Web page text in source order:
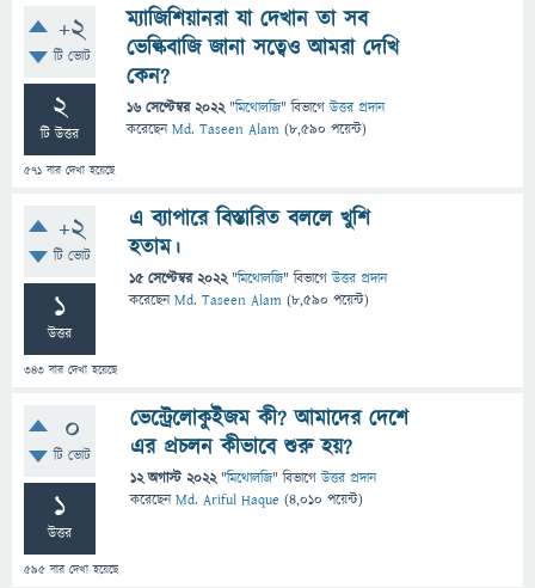
+2
টি ভোট
2
টি উত্তর
571 বার দেখা হয়েছে
ম্যাজিশিয়ানরা যা দেখান তা সব
ভেল্কিবাজি জানা সত্বেও আমরা দেখি
কেন?
16 সেপ্টেম্বর 2022 "মিথোলজি" বিভাগে উত্তর প্রদান
করেছেনMd. Taseen Alam (8,590 পয়েন্ট)
+2
টি ভোট
1
উত্তর
343 বার দেখা হয়েছে
এ ব্যাপারে বিস্তারিত বললে খুশি
হতাম।
15 সেপ্টেম্বর 2022 "মিথোলজি" বিভাগে উত্তর প্রদান
করেছেনMd. Taseen Alam (8,590 পয়েন্ট)
0
টি ভোট
1
উত্তর
595 বার দেখা হয়েছে
ভেন্ট্রেলোকুইজম কী? আমাদের দেশে
এর প্রচলন কীভাবে শুরু হয়?
12 অগাস্ট 2022 "মিথোলজি" বিভাগে উত্তর প্রদান
করেছেনMd. Ariful Haque (4,010 পয়েন্ট)